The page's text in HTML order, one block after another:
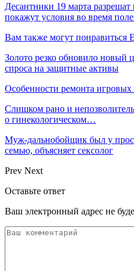
Десантники 19 марта
покажут условия во время
Вам также могут понравиться
Золото резко обновило новый
спроса на защитные активы
Особенности ремонта игровых
Слишком рано и
о гинекологическом…
Муж-дальнобойщик был у
семью, объясняет сексолог
Prev Next
Оставьте ответ
Ваш электронный адрес не